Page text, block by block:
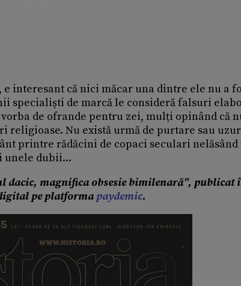
interesant că nici măcar una dintre ele nu a
specialiști de marcă le consideră falsuri
de ofrande pentru zei, mulți opinând că
Nu există urmă de purtare sau
printre rădăcini de copaci seculari
unele dubii...
dacic, magnifica obsesie bimilenară”, publicat
pe platformapaydemic.